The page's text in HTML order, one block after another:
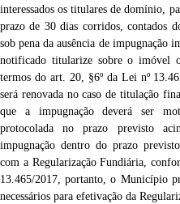
interessados os titulares de domínio,
prazo de 30 dias corridos, contados
sob pena da ausência de impugnação
notificado titularize sobre o imóvel
termos do art. 20, §6º da Lei nº
será renovada no caso de titulação
que a impugnação deverá ser
protocolada no prazo previsto
impugnação dentro do prazo
com a Regularização Fundiária,
13.465/2017, portanto, o Município
necessários para efetivação da